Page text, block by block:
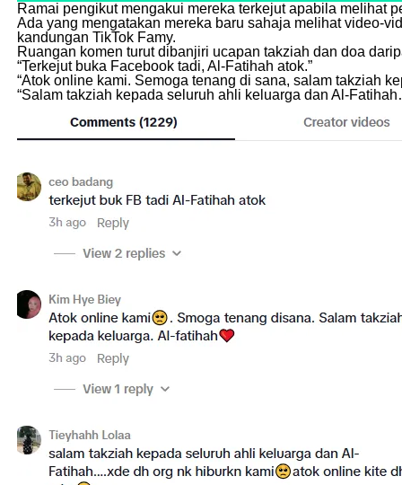
Ramai pengikut mengakui mereka terkejut apabila melihat
Ada yang mengatakan mereka baru sahaja melihat video-
kandungan TikTok Famy.
Ruangan komen turut dibanjiri ucapan takziah dan doa
“Terkejut buka Facebook tadi, Al-Fatihah atok.”
“Atok online kami. Semoga tenang di sana, salam takziah
“Salam takziah kepada seluruh ahli keluarga dan Al-